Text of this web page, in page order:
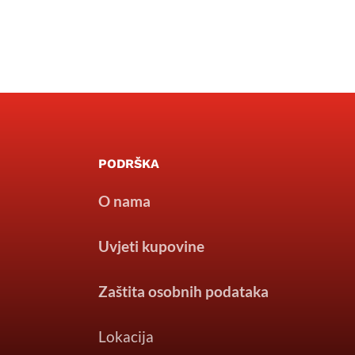
PODRŠKA
O nama
Uvjeti kupovine
Zaštita osobnih podataka
Lokacija